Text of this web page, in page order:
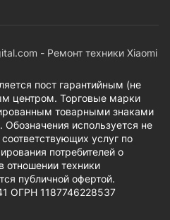
- Ремонт техники Xiaomi
пост гарантийным (не
центром. Торговые марки
товарными знаками
используется не
услуг по
потребителей о
отношении техники
публичной офертой.
ОГРН 1187746228537